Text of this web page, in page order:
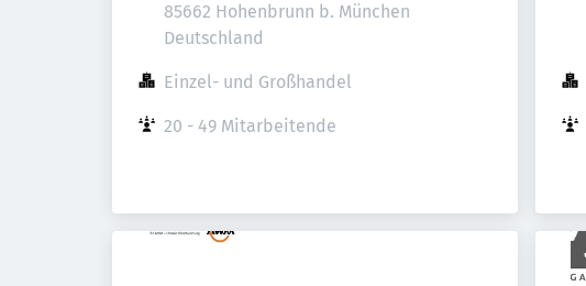
85662 Hohenbrunn b. München
Deutschland
Einzel- und Großhandel
20 - 49 Mitarbeitende